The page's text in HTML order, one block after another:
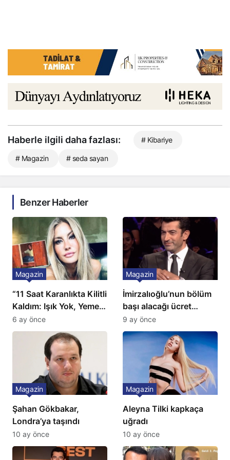
Haberle ilgili daha fazlası: # Kibariye
# Magazin # seda sayan
Benzer Haberler
“11 Saat Karanlıkta Kilitli
Kaldım: Işık Yok, Yemek
Yok, Tuvalet Yok!”
Çağla Şikel’den Şok
Magazin
6 ay önce
İmirzalıoğlu’nun bölüm
başı alacağı ücret
Türkiye’de bir ilk:
Gözünü 2 ilçeye dikti!
Magazin
9 ay önce
Şahan Gökbakar,
Londra’ya taşındı
Magazin
10 ay önce
Aleyna Tilki kapkaça
uğradı
Magazin
10 ay önce